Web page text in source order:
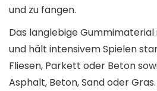
und zu fangen.
Das langlebige
und hält intensivem Spielen
Fliesen, Parkett oder Beton
Asphalt, Beton, Sand oder